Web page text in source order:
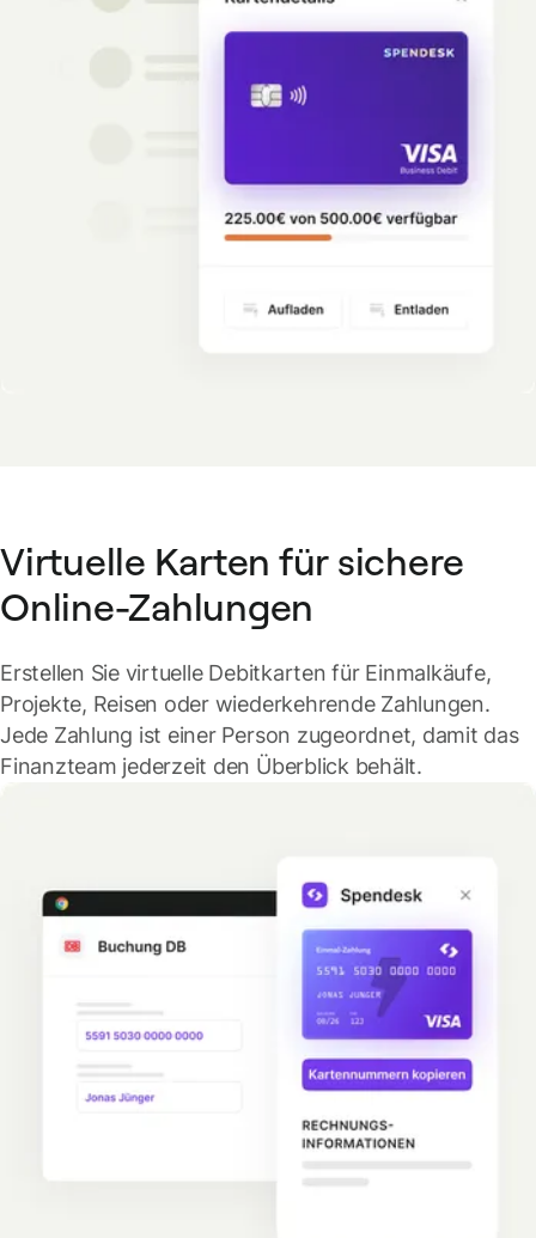
Virtuelle Karten für sichere
Online-Zahlungen
Erstellen Sie virtuelle Debitkarten für Einmalkäufe,
Projekte, Reisen oder wiederkehrende Zahlungen.
Jede Zahlung ist einer Person zugeordnet, damit das
Finanzteam jederzeit den Überblick behält.